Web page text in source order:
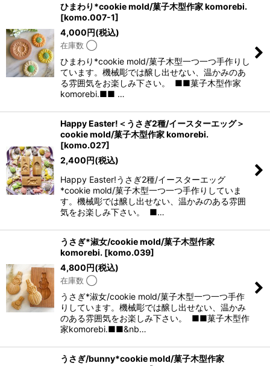
ひまわり*cookie mold/菓子木型作家 komorebi.
[komo.007-1]
4,000円(税込)
在庫数 ◯
ひまわり*cookie mold/菓子木型一つ一つ手作りし
ています。機械彫では醸し出せない、温かみのあ
る雰囲気をお楽しみ下さい。 ■■菓子木型作家
komorebi.■■ …
Happy Easter!＜うさぎ2種/イースターエッグ＞
cookie mold/菓子木型作家 komorebi.
[komo.027]
2,400円(税込)
Happy Easter!うさぎ2種/イースターエッグ
*cookie mold/菓子木型一つ一つ手作りしていま
す。機械彫では醸し出せない、温かみのある雰囲
気をお楽しみ下さい。 ■…
うさぎ*淑女/cookie mold/菓子木型作家
komorebi. [komo.039]
4,800円(税込)
在庫数 ◯
うさぎ*淑女/cookie mold/菓子木型一つ一つ手作
りしています。機械彫では醸し出せない、温かみ
のある雰囲気をお楽しみ下さい。 ■■菓子木型作
家komorebi.■■&nb…
うさぎ/bunny*cookie mold/菓子木型作家